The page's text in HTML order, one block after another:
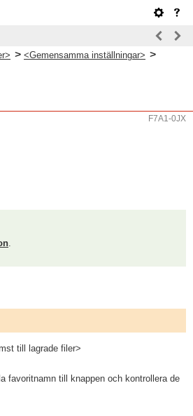
> <Gemensamma inställningar> >
F7A1-0JX
.
till lagrade filer>
favoritnamn till knappen och kontrollera de